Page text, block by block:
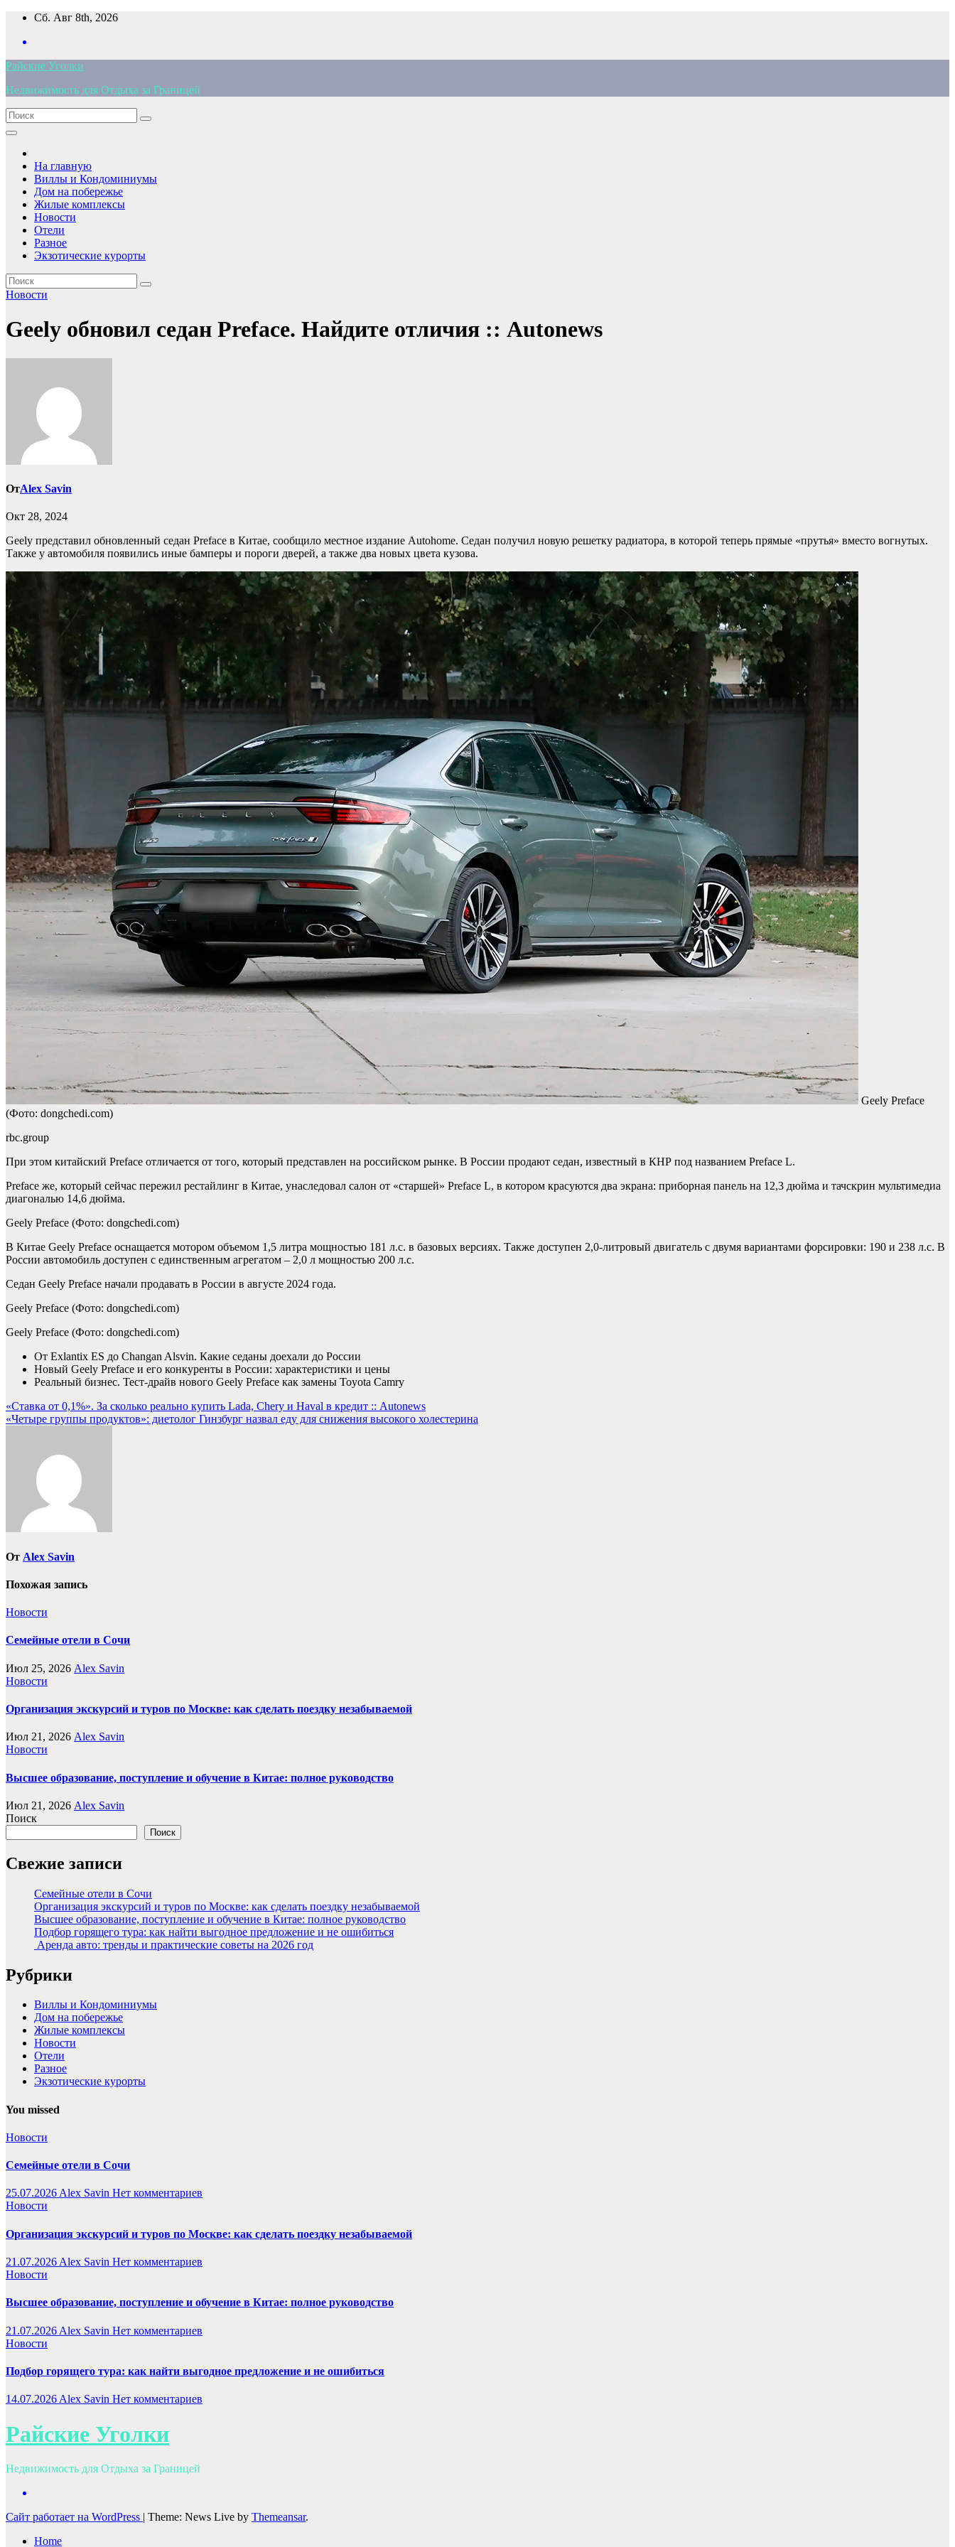
Перейти
содержимому
Сб. Авг 8th, 2026
Райские Уголки
Недвижимость для Отдыха за Границей
На главную
Виллы и Кондоминиумы
Дом на побережье
Жилые комплексы
Новости
Отели
Разное
Экзотические курорты
Новости
Geely обновил седан Preface. Найдите отличия :: Autonews
ОтAlex Savin
Окт 28, 2024
Geely представил обновленный седан Preface в Китае, сообщило местное издание Autohome. Седан получил новую решетку радиатора, в которой теперь прямые «прутья» вместо вогнутых.
Также у автомобиля появились иные бамперы и пороги дверей, а также два новых цвета кузова.
Geely Preface
(Фото: dongchedi.com)
rbc.group
При этом китайский Preface отличается от того, который представлен на российском рынке. В России продают седан, известный в КНР под названием Preface L.
Preface же, который сейчас пережил рестайлинг в Китае, унаследовал салон от «старшей» Preface L, в котором красуются два экрана: приборная панель на 12,3 дюйма и тачскрин мультимедиа
диагональю 14,6 дюйма.
Geely Preface (Фото: dongchedi.com)
В Китае Geely Preface оснащается мотором объемом 1,5 литра мощностью 181 л.с. в базовых версиях. Также доступен 2,0-литровый двигатель с двумя вариантами форсировки: 190 и 238 л.с. В
России автомобиль доступен с единственным агрегатом – 2,0 л мощностью 200 л.с.
Седан Geely Preface начали продавать в России в августе 2024 года.
Geely Preface (Фото: dongchedi.com)
Geely Preface (Фото: dongchedi.com)
От Exlantix ES до Changan Alsvin. Какие седаны доехали до России
Новый Geely Preface и его конкуренты в России: характеристики и цены
Реальный бизнес. Тест-драйв нового Geely Preface как замены Toyota Camry
Навигация
по
«Ставка от 0,1%». За сколько реально купить Lada, Chery и Haval в кредит :: Autonews
«Четыре группы продуктов»: диетолог Гинзбург назвал еду для снижения высокого холестерина
От Alex Savin
Похожая запись
Новости
Семейные отели в Сочи
Июл 25, 2026 Alex Savin
Новости
Организация экскурсий и туров по Москве: как сделать поездку незабываемой
Июл 21, 2026 Alex Savin
Новости
Высшее образование, поступление и обучение в Китае: полное руководство
Июл 21, 2026 Alex Savin
Поиск
Поиск
Свежие записи
Семейные отели в Сочи
Организация экскурсий и туров по Москве: как сделать поездку незабываемой
Высшее образование, поступление и обучение в Китае: полное руководство
Подбор горящего тура: как найти выгодное предложение и не ошибиться
Аренда авто: тренды и практические советы на 2026 год
Рубрики
Виллы и Кондоминиумы
Дом на побережье
Жилые комплексы
Новости
Отели
Разное
Экзотические курорты
You missed
Новости
Семейные отели в Сочи
25.07.2026Alex Savin Нет комментариев
Новости
Организация экскурсий и туров по Москве: как сделать поездку незабываемой
21.07.2026 Alex Savin Нет комментариев
Новости
Высшее образование, поступление и обучение в Китае: полное руководство
21.07.2026 Alex Savin Нет комментариев
Новости
Подбор горящего тура: как найти выгодное предложение и не ошибиться
14.07.2026 Alex Savin Нет комментариев
Райские Уголки
Недвижимость для Отдыха за Границей
Сайт работает на WordPress | Theme: News Live by Themeansar.
Home